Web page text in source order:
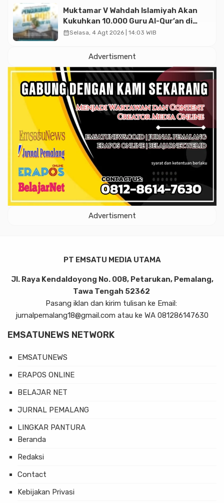
Muktamar V Wahdah Islamiyah Akan
Kukuhkan 10.000 Guru Al-Qur’an di
Masjid Istiqlal
calendar_monthSelasa, 4 Agt 2026 | 14:03 WIB
Advertisment
Advertisment
PT EMSATU MEDIA UTAMA
Jl. Raya Kendaldoyong No. 008, Petarukan, Pemalang,
Tawa Tengah 52362
Pasang iklan dan kirim tulisan ke Email:
jurnalpemalang18@gmail.com atau ke WA 081286147630
EMSATUNEWS NETWORK
EMSATUNEWS
ERAPOS ONLINE
BELAJAR NET
JURNAL PEMALANG
LINGKAR PANTURA
Beranda
Redaksi
Contact
Kebijakan Privasi